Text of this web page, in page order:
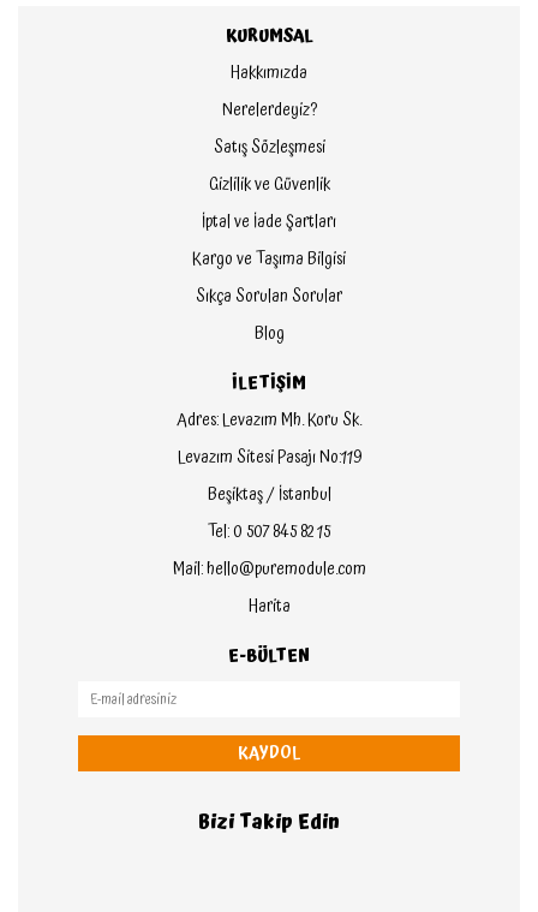
KURUMSAL
Hakkımızda
Nerelerdeyiz?
Satış Sözleşmesi
Gizlilik ve Güvenlik
İptal ve İade Şartları
Kargo ve Taşıma Bilgisi
Sıkça Sorulan Sorular
Blog
İLETİŞİM
Adres: Levazım Mh. Koru Sk.
Levazım Sitesi Pasajı No:119
Beşiktaş / İstanbul
Tel: 0 507 845 82 15
Mail: hello@puremodule.com
Harita
E-BÜLTEN
KAYDOL
Bizi Takip Edin